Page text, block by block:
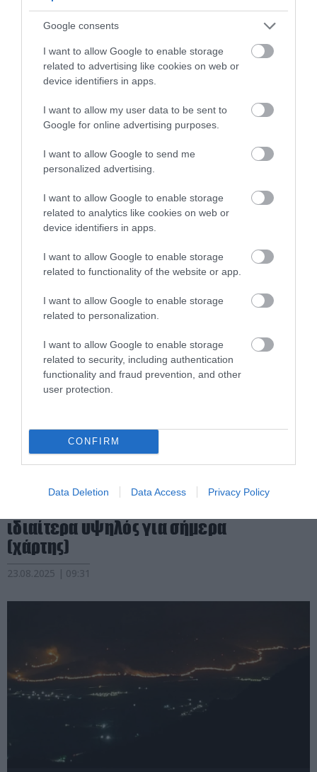
Google consents
I want to allow Google to enable storage
related to advertising like cookies on web or
device identifiers in apps.
I want to allow my user data to be sent to
Google for online advertising purposes.
I want to allow Google to send me
personalized advertising.
I want to allow Google to enable storage
related to analytics like cookies on web or
device identifiers in apps.
I want to allow Google to enable storage
related to functionality of the website or app.
I want to allow Google to enable storage
related to personalization.
I want to allow Google to enable storage
related to security, including authentication
functionality and fraud prevention, and other
user protection.
CONFIRM
Data Deletion Data Access Privacy Policy
ΠΟΛΙΤΙΚΗ ΠΡΟΣΤΑΣΙΑ
Πολύ υψηλός κίνδυνος πυρκαγιάς σε
Κάρπαθο, Χίο, Σάμο, Ικαρία, Ηράκλειο
και Λασίθι αύριο
25.08.2025 | 13:29
PRONEWS.GR /ΠΟΛΙΤΙΚΗ ΠΡΟΣΤΑΣΙΑ
Αυτές είναι οι 30 περιοχές στις
ιδιαίτερα υψηλός για σήμερα
(χάρτης)
23.08.2025 | 09:31